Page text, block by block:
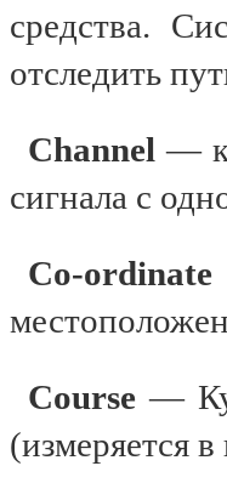
средства.
отследить
Channel —
сигнала с
Co-ordinate
Course —
(измеряется